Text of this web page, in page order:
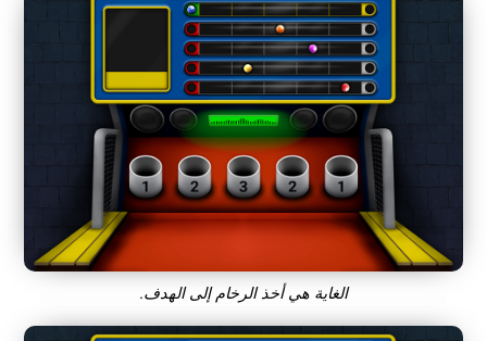
الغاية هي أخذ الرخام إلى الهدف.